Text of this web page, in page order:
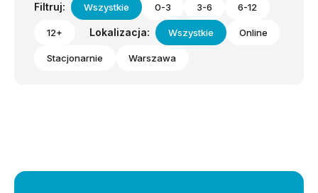
Filtruj: Wszystkie 0-3 3-6 6-12
12+ Lokalizacja: Wszystkie Online
Stacjonarnie Warszawa